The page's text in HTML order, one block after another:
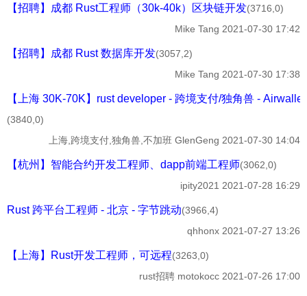
【招聘】成都 Rust工程师（30k-40k）区块链开发(3716,0)
Mike Tang 2021-07-30 17:42
【招聘】成都 Rust 数据库开发(3057,2)
Mike Tang 2021-07-30 17:38
【上海 30K-70K】rust developer - 跨境支付/独角兽 -
(3840,0)
上海,跨境支付,独角兽,不加班 GlenGeng 2021-07-30 14:04
【杭州】智能合约开发工程师、dapp前端工程师(3062,0)
ipity2021 2021-07-28 16:29
Rust 跨平台工程师 - 北京 - 字节跳动(3966,4)
qhhonx 2021-07-27 13:26
【上海】Rust开发工程师，可远程(3263,0)
rust招聘 motokocc 2021-07-26 17:00